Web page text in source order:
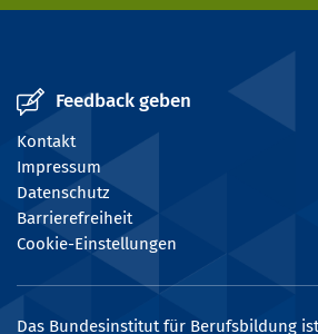
Feedback geben
Kontakt
Impressum
Datenschutz
Barrierefreiheit
Cookie-Einstellungen
Das Bundesinstitut für Berufsbildung